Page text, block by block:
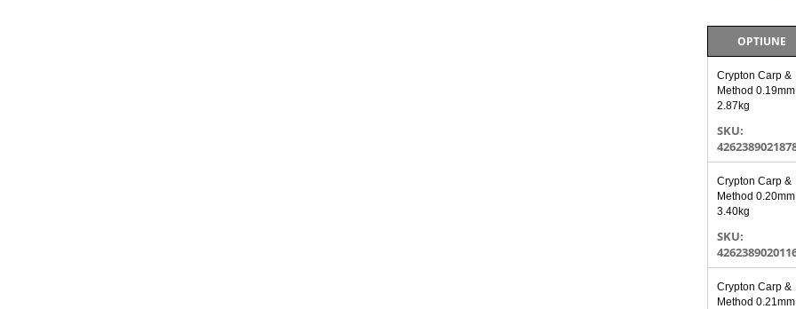
produs
grupate
OPTIUNE
Crypton Carp &
Method 0.19mm
2.87kg
SKU:
Crypton Carp &
Method 0.20mm
3.40kg
SKU:
Crypton Carp &
Method 0.21mm